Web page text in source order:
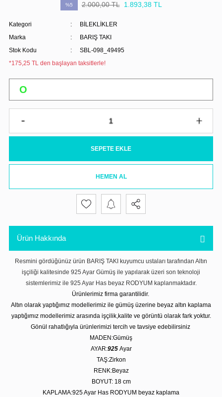
%5 2.000,00 TL 1.893,38 TL
Kategori
BİLEKLİKLER
Marka
BARIŞ TAKI
Stok Kodu
SBL-098_49495
*175,25 TL den başlayan taksitlerle!
SEPETE EKLE
HEMEN AL
Ürün Hakkında
Resmini gördüğünüz ürün BARIŞ TAKI kuyumcu ustaları tarafından Altın
işçiliği kalitesinde 925 Ayar Gümüş ile yapılarak üzeri son teknoloji
sistemlerimiz ile 925 Ayar Has beyaz RODYUM kaplanmaktadır.
Ürünlerimiz firma garantilidir.
Altın olarak yaptığımız modellerimiz ile gümüş üzerine beyaz altın kaplama
yaptığımız modellerimiz arasında işçilik,kalite ve görüntü olarak fark yoktur.
Gönül rahatlığıyla ürünlerimizi tercih ve tavsiye edebilirsiniz
MADEN:Gümüş
AYAR:925 Ayar
TAŞ:Zirkon
RENK:Beyaz
BOYUT: 18 cm
KAPLAMA:925 Ayar Has RODYUM beyaz kaplama